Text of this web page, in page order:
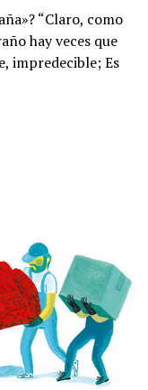
“Claro, como
hay veces que
impredecible; Es